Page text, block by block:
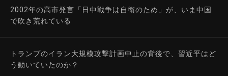
2002年の高市発言「日中戦争は自衛のため」が、いま中国
で吹き荒れている
トランプのイラン大規模攻撃計画中止の背後で、習近平はど
う動いていたのか？